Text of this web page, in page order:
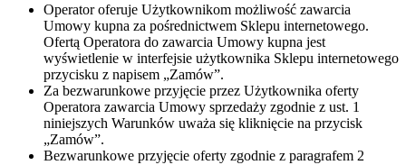
Operator oferuje Użytkownikom możliwość zawarcia
Umowy kupna za pośrednictwem Sklepu internetowego.
Ofertą Operatora do zawarcia Umowy kupna jest
wyświetlenie w interfejsie użytkownika Sklepu internetowego
przycisku z napisem „Zamów”.
Za bezwarunkowe przyjęcie przez Użytkownika oferty
Operatora zawarcia Umowy sprzedaży zgodnie z ust. 1
niniejszych Warunków uważa się kliknięcie na przycisk
„Zamów”.
Bezwarunkowe przyjęcie oferty zgodnie z paragrafem 2